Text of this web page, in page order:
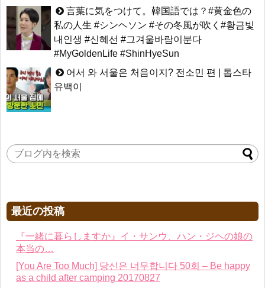
言葉に気をつけて。韓国語では？#黄金色の
私の人生 #シンヘソン #その冬風が吹く#황금빛
내인생 #신혜선 #그겨울바람이분다
#MyGoldenLife #ShinHyeSun
어서 와 서울은 처음이지? 전소민 편 | 톱스타
유백이
最近の投稿
『一緒に暮らしますか』イ・サンウ、ハン・ジヘの娘の
本当の…
[You Are Too Much] 당신은 너무합니다 50회 – Be happy
as a child after camping 20170827